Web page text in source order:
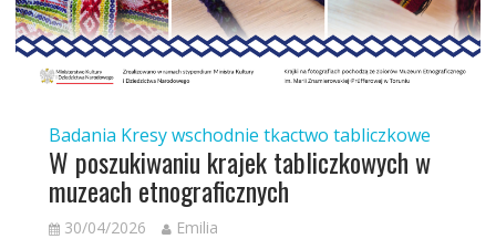
Badania Kresy wschodnie tkactwo tabliczkowe
W poszukiwaniu krajek tabliczkowych w
muzeach etnograficznych
30/04/2026 Emilia